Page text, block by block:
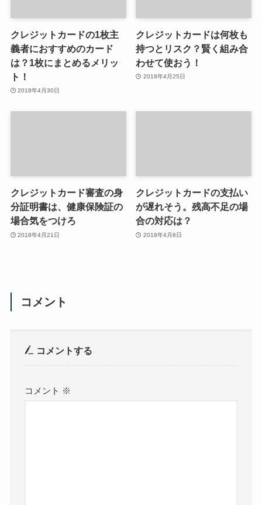
クレジットカードの1枚主
義者におすすめのカード
は？1枚にまとめるメリッ
ト！
2018年4月30日
クレジットカードは何枚も
持つとリスク？賢く組み合
わせて使おう！
2018年4月25日
クレジットカード審査の身
分証明書は、健康保険証の
場合気をつけろ
2018年4月21日
クレジットカードの支払い
が遅れそう。残高不足の場
合の対応は？
2018年4月8日
コメント
コメントする
コメント ※